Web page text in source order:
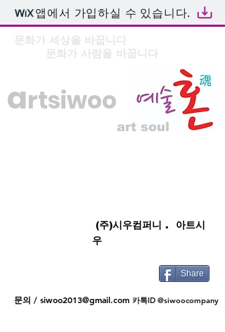
앱에서 가입하실 수 있습니다.
문화가 세상을 바꿉니다
문화가 사람을 바꿉니다
artsiwoo
art soul
(주)시우컴퍼니 . 아트시
우
Share
문의 / siwoo2013@gmail.com 카톡ID @siwoocompany